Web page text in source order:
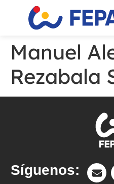
Manuel
Rezabala
Síguenos: